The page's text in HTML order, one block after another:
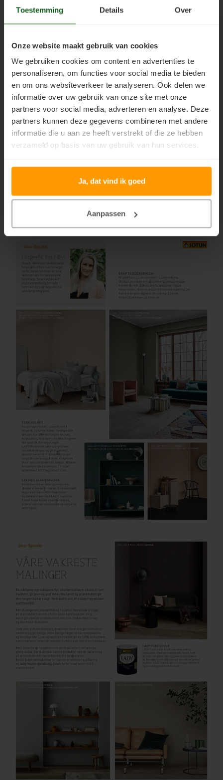
Toestemming Details Over
Onze website maakt gebruik van cookies
We gebruiken cookies om content en advertenties te
personaliseren, om functies voor social media te bieden
en om ons websiteverkeer te analyseren. Ook delen we
informatie over uw gebruik van onze site met onze
partners voor social media, adverteren en analyse. Deze
partners kunnen deze gegevens combineren met andere
informatie die u aan ze heeft verstrekt of die ze hebben
verzameld op basis van uw gebruik van hun services.
Ja, dat vind ik goed
Aanpassen